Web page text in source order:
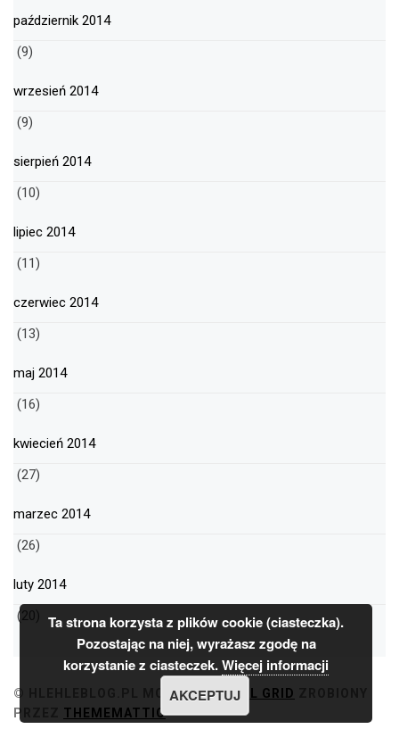
październik 2014
(9)
wrzesień 2014
(9)
sierpień 2014
(10)
lipiec 2014
(11)
czerwiec 2014
(13)
maj 2014
(16)
kwiecień 2014
(27)
marzec 2014
(26)
luty 2014
(20)
© HLEHLEBLOG.PL MOTYWMINIMAL GRID
PRZEZ THEMEMATTIC
Ta strona korzysta z plików cookie (ciasteczka).
Pozostając na niej, wyrażasz zgodę na
korzystanie z ciasteczek.Więcej informacji
AKCEPTUJ